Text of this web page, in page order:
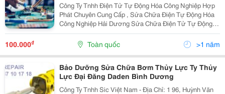
Công Ty Tnhh Điện Tử Tự Động Hóa Công Nghiệp Hợp
Phát Chuyên Cung Cấp , Sửa Chữa Điện Tự Động Hóa
Công Nghiệp Hải Dương Sửa Chữa Điện Tử Tự Động
Hóa Công Nghiệp ( Biến Tần, Servo, Main Mạch Điện
Công Nghiệp, Bộ Điều Khiển, Màn Hình Hmi, Modu
100.000₫ Toàn quốc >1 năm
Bảo Dưỡng Sửa Chữa Bơm Thủy Lực Ty Thủy
Lực Đại Đăng Daden Bình Dương
Công Ty Tnhh Sic Việt Nam - Địa Chỉ: 1 96, Huỳnh Văn